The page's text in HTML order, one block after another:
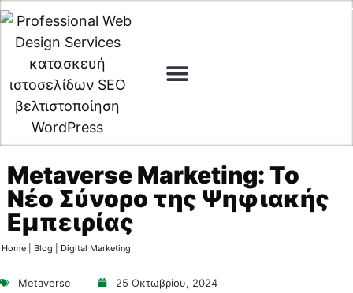
Metaverse Marketing: Το
Νέο Σύνορο της Ψηφιακής
Εμπειρίας
Home| Blog Digital Marketing
Metaverse 25 Οκτωβρίου, 2024